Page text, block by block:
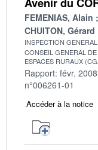
FEMENIAS, Alain
CHUITON, Gérard
INSPECTION
CONSEIL GENERAL
ESPACES RURAUX
Rapport: févr. 2008
n°006261-01
Accéder à la notice